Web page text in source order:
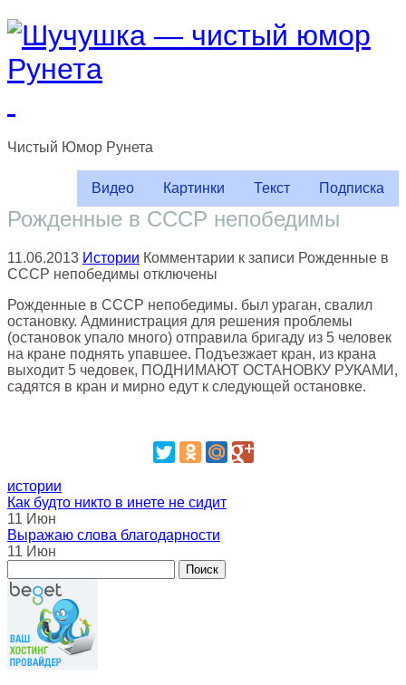
Чистый Юмор Рунета
Видео Картинки Текст Подписка
Рожденные в СССР непобедимы
11.06.2013 Истории Комментарии к записи Рожденные в
СССР непобедимы отключены
Рожденные в СССР непобедимы. был ураган, свалил
остановку. Администрация для решения проблемы
(остановок упало много) отправила бригаду из 5 человек
на кране поднять упавшее. Подъезжает кран, из крана
выходит 5 чедовек, ПОДНИМАЮТ ОСТАНОВКУ РУКАМИ,
садятся в кран и мирно едут к следующей остановке.
истории
Как будто никто в инете не сидит
11 Июн
Выражаю слова благодарности
11 Июн